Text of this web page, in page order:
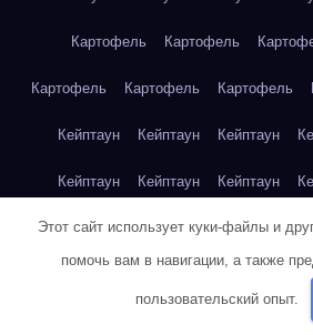
Картофель Картофель
Картофель Картофель Картофель
Кейптаун Кейптаун Кейптаун
Кейптаун Кейптаун Кейптаун
Кейптаун Кейптаун Кейптаун
Этот сайт использует куки-файлы и
помочь вам в навигации, а также
пользовательский опыт.